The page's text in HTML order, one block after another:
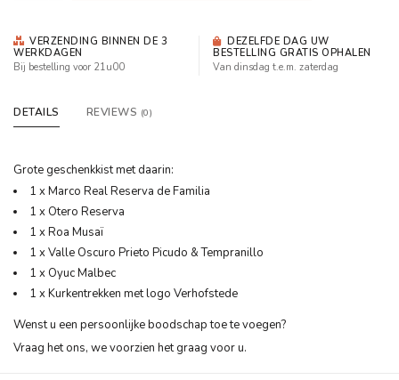
VERZENDING BINNEN DE 3
WERKDAGEN
Bij bestelling voor 21u00
DEZELFDE DAG UW
BESTELLING GRATIS OPHALEN
Van dinsdag t.e.m. zaterdag
DETAILS REVIEWS (0)
Grote geschenkkist met daarin:
1 x Marco Real Reserva de Familia
1 x Otero Reserva
1 x Roa Musaï
1 x Valle Oscuro Prieto Picudo & Tempranillo
1 x Oyuc Malbec
1 x Kurkentrekken met logo Verhofstede
Wenst u een persoonlijke boodschap toe te voegen?
Vraag het ons, we voorzien het graag voor u.